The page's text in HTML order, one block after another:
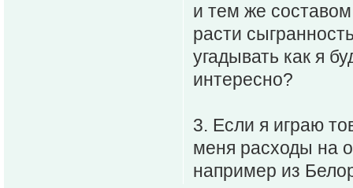
и тем же
расти
угадывать как я
интересно?
3. Если я играю
меня расходы на
например из